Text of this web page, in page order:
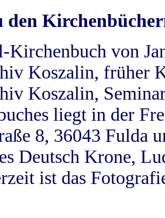
den
Kirchenbuch von
Koszalin, früher
Koszalin,
liegt in der
8, 36043 Fulda
Deutsch Krone,
ist das